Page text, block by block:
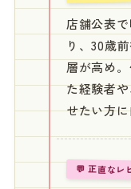
店舗公表
り、30歳
層が高め
た経験者
せたい方
💬 正直なレ